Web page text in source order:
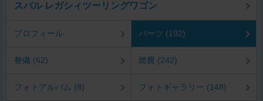
スバル レガシィツーリングワゴン
プロフィール パーツ (192)
整備 (62) 燃費 (242)
フォトアルバム (8) フォトギャラリー (148)